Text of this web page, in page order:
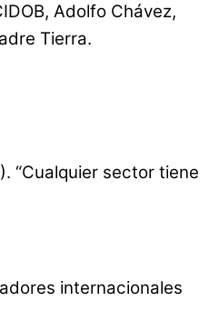
Adolfo Chávez,
Tierra.
“Cualquier sector tiene
internacionales